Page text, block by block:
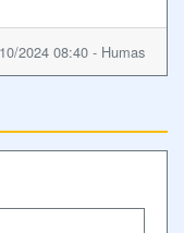
2024 08:40 - Humas